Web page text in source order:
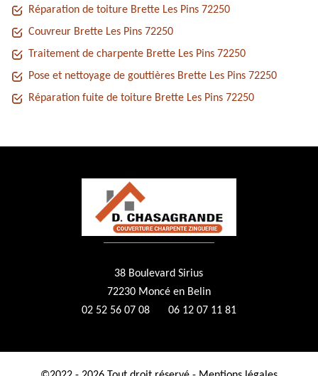
Réparation de toiture Brette Les Pins 72250
Couvreur Brette Les Pins 72250
Traitement de charpente Brette Les Pins 72250
Pose et nettoyage de gouttières Brette Les Pins 72250
Réparation fuite de toiture Brette Les Pins 72250
38 Boulevard Sirius
72230 Moncé en Belin
02 52 56 07 08
06 12 07 11 81